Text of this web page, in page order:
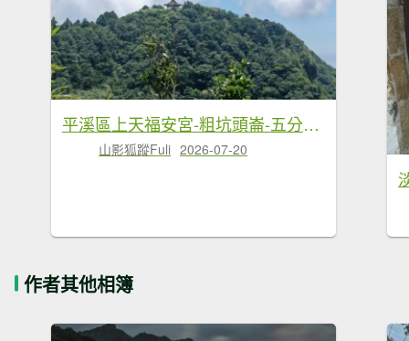
平溪區上天福安宮-粗坑頭崙-五分山西峰-五分山步道去回
山影狐蹤Fuli 2026-07-20
作者其他相簿